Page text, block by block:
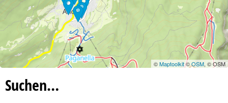
©Maptoolkit©OSM, © OSM
Suchen…